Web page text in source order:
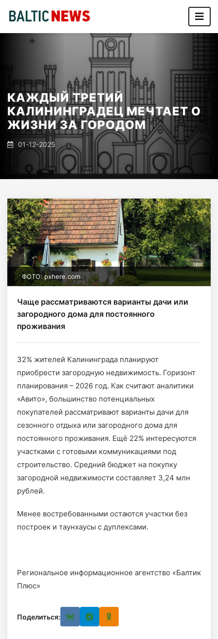
КАЖДЫЙ ТРЕТИЙ
КАЛИНИНГРАДЕЦ МЕЧТАЕТ О
ЖИЗНИ ЗА ГОРОДОМ
01-12-2025
ФОТО: pxhere.com
Чаще рассматриваются варианты дачи или
загородного дома для постоянного
проживания
32% жителей Калининграда планируют
приобрести загородную недвижимость. Горизонт
планирования – 2026 год. Как считают аналитики
«Авито», большинство потенциальных
покупателей рассматривают варианты дачи для
сезонного отдыха или загородного дома для
постоянного проживания. Ещё 22% интересуются
участками с готовыми коммуникациями под
строительство. Средний бюджет на покупку
загородной недвижимости составляет 3,24 млн
рублей.
Менее востребованными остаются участки без
построек и таунхаусы с дуплексами.
Региональное информационное агентство «Балтик
Плюс»
Поделиться: